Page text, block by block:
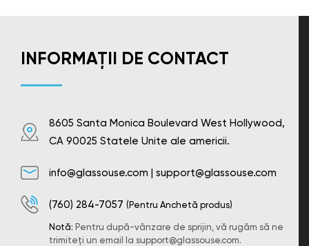
INFORMAȚII DE CONTACT
8605 Santa Monica Boulevard West Hollywood,
CA 90025 Statele Unite ale americii.
info@glassouse.com | support@glassouse.com
(760) 284-7057 (Pentru Anchetă produs)
Notă: Pentru după-vânzare de sprijin, vă rugăm să ne
trimiteți un email la support@glassouse.com.